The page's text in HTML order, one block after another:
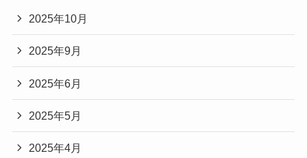
2025年10月
2025年9月
2025年6月
2025年5月
2025年4月